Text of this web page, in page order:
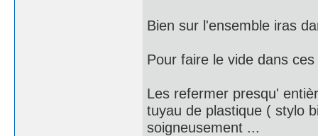
Bien sur l'ensemble iras
Pour faire le vide dans
Les refermer presqu'
tuyau de plastique ( stylo
soigneusement ...